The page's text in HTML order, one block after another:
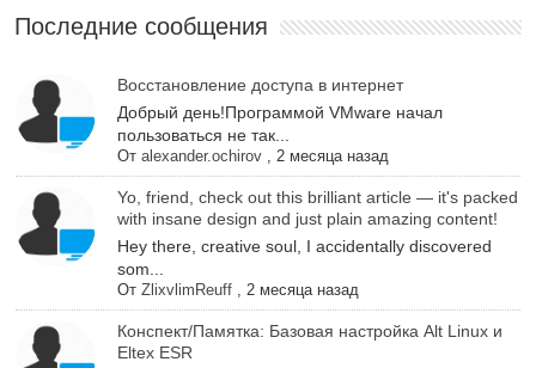
Последние сообщения
Восстановление доступа в интернет
Добрый день!Программой VMware начал
пользоваться не так...
От alexander.ochirov, 2 месяца назад
Yo, friend, check out this brilliant article — it's packed
with insane design and just plain amazing content!
Hey there, creative soul, I accidentally discovered
som...
От ZlixvlimReuff, 2 месяца назад
Конспект/Памятка: Базовая настройка Alt Linux и
Eltex ESR